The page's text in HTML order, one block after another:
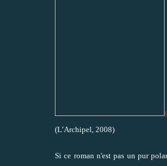
(L’Archipel, 2008)
Si ce roman n'est pas un pur